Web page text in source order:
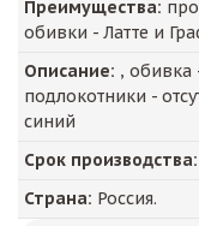
Преимущества:
обивки - Латте и
Описание: , обивка
подлокотники -
синий
Срок производства:
Страна: Россия.